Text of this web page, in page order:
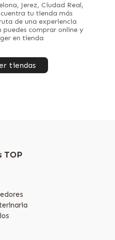
Jerez, Ciudad Real,
tu tienda más
de una experiencia
puedes comprar online y
en tienda
tiendas
TOP